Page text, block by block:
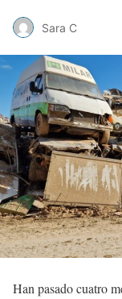
Sara C
Han pasado cuatro